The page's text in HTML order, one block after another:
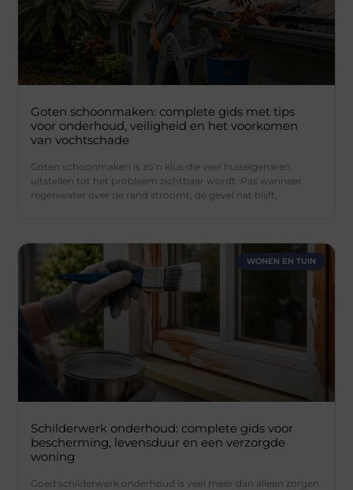
Goten schoonmaken: complete gids met tips
voor onderhoud, veiligheid en het voorkomen
van vochtschade
Goten schoonmaken is zo’n klus die veel huiseigenaren
uitstellen tot het probleem zichtbaar wordt. Pas wanneer
regenwater over de rand stroomt, de gevel nat blijft,
WONEN EN TUIN
Schilderwerk onderhoud: complete gids voor
bescherming, levensduur en een verzorgde
woning
Goed schilderwerk onderhoud is veel meer dan alleen zorgen